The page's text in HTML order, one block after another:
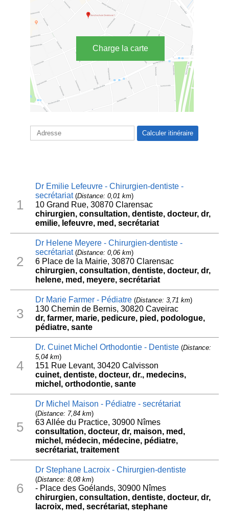
Charge la carte
1
Dr Emilie Lefeuvre - Chirurgien-dentiste -
secrétariat(Distance: 0,01 km)
10 Grand Rue, 30870 Clarensac
chirurgien, consultation, dentiste, docteur, dr,
emilie, lefeuvre, med, secrétariat
2
Dr Helene Meyere - Chirurgien-dentiste -
secrétariat(Distance: 0,06 km)
6 Place de la Mairie, 30870 Clarensac
chirurgien, consultation, dentiste, docteur, dr,
helene, med, meyere, secrétariat
3
Dr Marie Farmer - Pédiatre(Distance: 3,71 km)
130 Chemin de Bernis, 30820 Caveirac
dr, farmer, marie, pedicure, pied, podologue,
pédiatre, sante
4
Dr. Cuinet Michel Orthodontie - Dentiste(Distance:
5,04 km)
151 Rue Levant, 30420 Calvisson
cuinet, dentiste, docteur, dr., medecins,
michel, orthodontie, sante
5
Dr Michel Maison - Pédiatre - secrétariat
(Distance: 7,84 km)
63 Allée du Practice, 30900 Nîmes
consultation, docteur, dr, maison, med,
michel, médecin, médecine, pédiatre,
secrétariat, traitement
6
Dr Stephane Lacroix - Chirurgien-dentiste
(Distance: 8,08 km)
- Place des Goélands, 30900 Nîmes
chirurgien, consultation, dentiste, docteur, dr,
lacroix, med, secrétariat, stephane